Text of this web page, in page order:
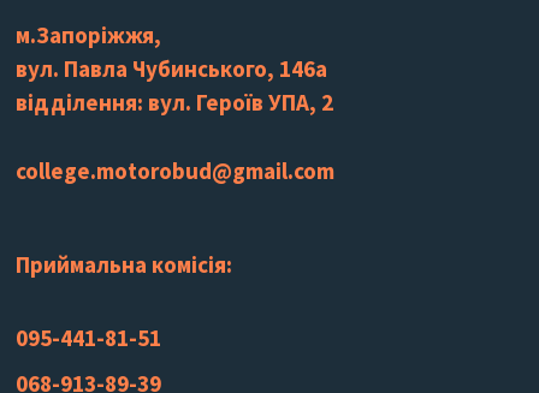
м.Запоріжжя,
вул. Павла Чубинського, 146а
відділення: вул. Героїв УПА, 2
college.motorobud@gmail.com
Приймальна комісія:
095-441-81-51
068-913-89-39